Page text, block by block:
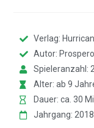
Verlag: Hurrican
Autor: Prospero
Spieleranzahl:
Alter: ab 9
Dauer: ca. 30
Jahrgang: 2018